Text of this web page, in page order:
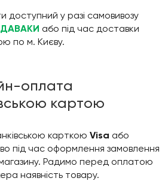
доступний у разі самовивозу
або під час доставки
по м. Києву.
оплата
картою
карткою Visa або
під час оформлення замовлення
Радимо перед оплатою
наявність товару.